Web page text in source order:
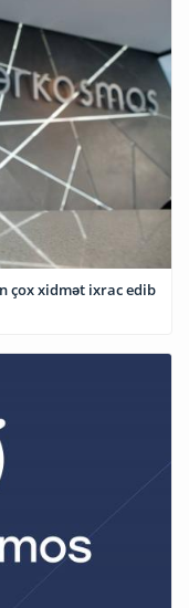
çox xidmət ixrac edib